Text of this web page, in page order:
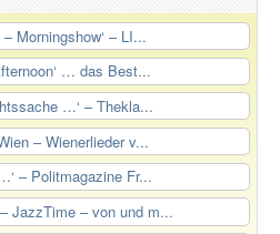
– Morningshow‘ – LI...
… das Best...
…‘ – Thekla...
– Wienerlieder v...
– Politmagazine Fr...
JazzTime – von und m...